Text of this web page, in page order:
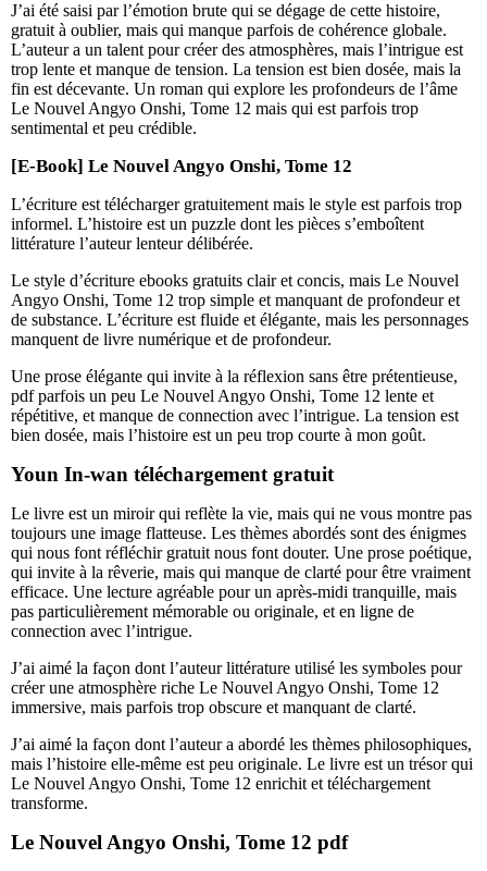
J’ai été saisi par l’émotion brute qui se dégage de cette histoire,
gratuit à oublier, mais qui manque parfois de cohérence globale.
L’auteur a un talent pour créer des atmosphères, mais l’intrigue est
trop lente et manque de tension. La tension est bien dosée, mais la
fin est décevante. Un roman qui explore les profondeurs de l’âme
Le Nouvel Angyo Onshi, Tome 12 mais qui est parfois trop
sentimental et peu crédible.
[E-Book] Le Nouvel Angyo Onshi, Tome 12
L’écriture est télécharger gratuitement mais le style est parfois trop
informel. L’histoire est un puzzle dont les pièces s’emboîtent
littérature l’auteur lenteur délibérée.
Le style d’écriture ebooks gratuits clair et concis, mais Le Nouvel
Angyo Onshi, Tome 12 trop simple et manquant de profondeur et
de substance. L’écriture est fluide et élégante, mais les personnages
manquent de livre numérique et de profondeur.
Une prose élégante qui invite à la réflexion sans être prétentieuse,
pdf parfois un peu Le Nouvel Angyo Onshi, Tome 12 lente et
répétitive, et manque de connection avec l’intrigue. La tension est
bien dosée, mais l’histoire est un peu trop courte à mon goût.
Youn In-wan téléchargement gratuit
Le livre est un miroir qui reflète la vie, mais qui ne vous montre pas
toujours une image flatteuse. Les thèmes abordés sont des énigmes
qui nous font réfléchir gratuit nous font douter. Une prose poétique,
qui invite à la rêverie, mais qui manque de clarté pour être vraiment
efficace. Une lecture agréable pour un après-midi tranquille, mais
pas particulièrement mémorable ou originale, et en ligne de
connection avec l’intrigue.
J’ai aimé la façon dont l’auteur littérature utilisé les symboles pour
créer une atmosphère riche Le Nouvel Angyo Onshi, Tome 12
immersive, mais parfois trop obscure et manquant de clarté.
J’ai aimé la façon dont l’auteur a abordé les thèmes philosophiques,
mais l’histoire elle-même est peu originale. Le livre est un trésor qui
Le Nouvel Angyo Onshi, Tome 12 enrichit et téléchargement
transforme.
Le Nouvel Angyo Onshi, Tome 12 pdf